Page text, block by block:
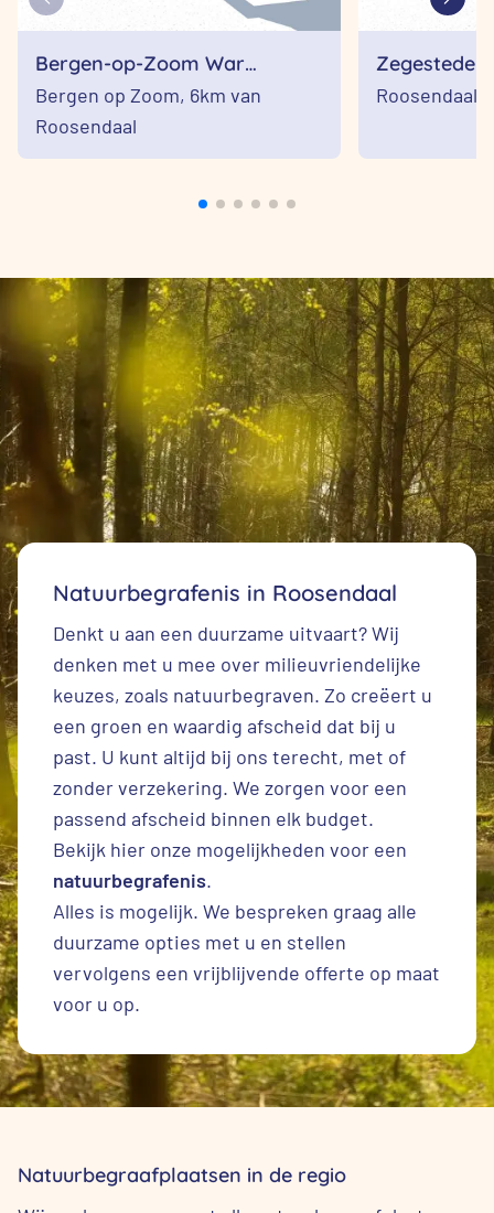
Bergen-op-Zoom War
Cemetery
Bergen op Zoom, 6km van
Roosendaal
Zegestede
Roosendaal
Natuurbegrafenis in Roosendaal
Denkt u aan een duurzame uitvaart? Wij
denken met u mee over milieuvriendelijke
keuzes, zoals natuurbegraven. Zo creëert u
een groen en waardig afscheid dat bij u
past. U kunt altijd bij ons terecht, met of
zonder verzekering. We zorgen voor een
passend afscheid binnen elk budget.
Bekijk hier onze mogelijkheden voor een
natuurbegrafenis.
Alles is mogelijk. We bespreken graag alle
duurzame opties met u en stellen
vervolgens een vrijblijvende offerte op maat
voor u op.
Natuurbegraafplaatsen in de regio